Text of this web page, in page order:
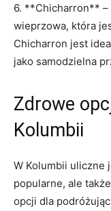
6. ‌**Chicharron** –
wieprzowa, która
Chicharron jest‌
jako samodzielna
Zdrowe
Kolumbii
W Kolumbii uliczne
popularne, ale⁤
opcji dla